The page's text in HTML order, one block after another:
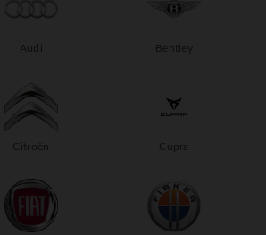
Audi Bentley
Citroën Cupra